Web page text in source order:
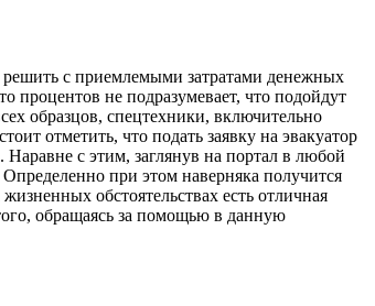
с приемлемыми затратами денежных
процентов не подразумевает, что подойдут
образцов, спецтехники, включительно
отметить, что подать заявку на эвакуатор
с этим, заглянув на портал в любой
при этом наверняка получится
обстоятельствах есть отличная
обращаясь за помощью в данную